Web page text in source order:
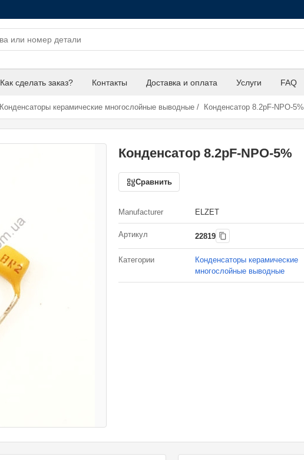
Как сделать заказ? Контакты Доставка и оплата Услуги FAQ
Конденсаторы керамические многослойные выводные / Конденсатор 8.2pF-NPO-5%
Конденсатор 8.2pF-NPO-5%
Сравнить
Manufacturer ELZET
Артикул 22819
Категории
Конденсаторы керамические
многослойные выводные